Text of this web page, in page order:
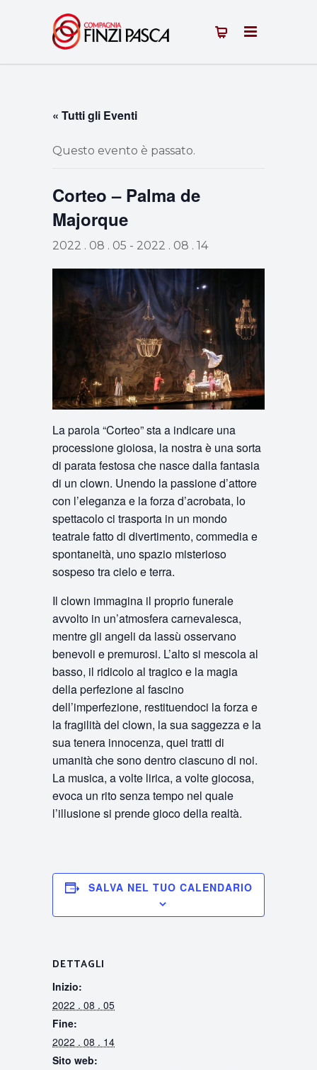
« Tutti gli Eventi
Questo evento è passato.
Corteo – Palma de
Majorque
2022 . 08 . 05 - 2022 . 08 . 14
La parola “Corteo” sta a indicare una
processione gioiosa, la nostra è una sorta
di parata festosa che nasce dalla fantasia
di un clown. Unendo la passione d’attore
con l’eleganza e la forza d’acrobata, lo
spettacolo ci trasporta in un mondo
teatrale fatto di divertimento, commedia e
spontaneità, uno spazio misterioso
sospeso tra cielo e terra.
Il clown immagina il proprio funerale
avvolto in un’atmosfera carnevalesca,
mentre gli angeli da lassù osservano
benevoli e premurosi. L’alto si mescola al
basso, il ridicolo al tragico e la magia
della perfezione al fascino
dell’imperfezione, restituendoci la forza e
la fragilità del clown, la sua saggezza e la
sua tenera innocenza, quei tratti di
umanità che sono dentro ciascuno di noi.
La musica, a volte lirica, a volte giocosa,
evoca un rito senza tempo nel quale
l’illusione si prende gioco della realtà.
SALVA NEL TUO CALENDARIO
DETTAGLI
Inizio:
2022 . 08 . 05
Fine:
2022 . 08 . 14
Sito web: